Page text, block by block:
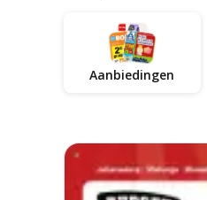
Aanbiedingen